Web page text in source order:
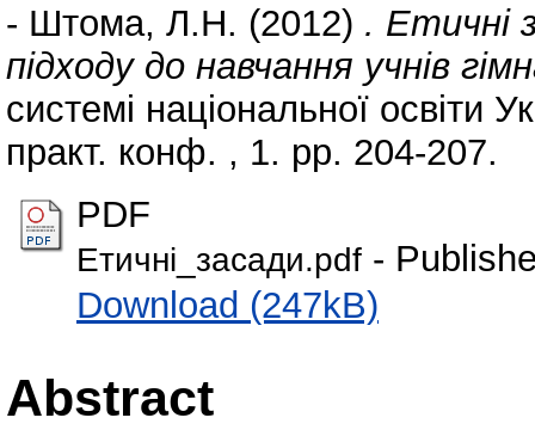
- Штома, Л.Н. (2012) . Етичні
підходу до навчання учнів
системі національної освіти
практ. конф. , 1. pp. 204-207.
PDF
Етичні_засади.pdf -
Download (247kB)
Abstract